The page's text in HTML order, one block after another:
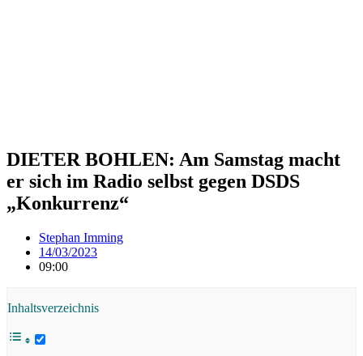
DIETER BOHLEN: Am Samstag macht
er sich im Radio selbst gegen DSDS
„Konkurrenz“
Stephan Imming
14/03/2023
09:00
Inhaltsverzeichnis